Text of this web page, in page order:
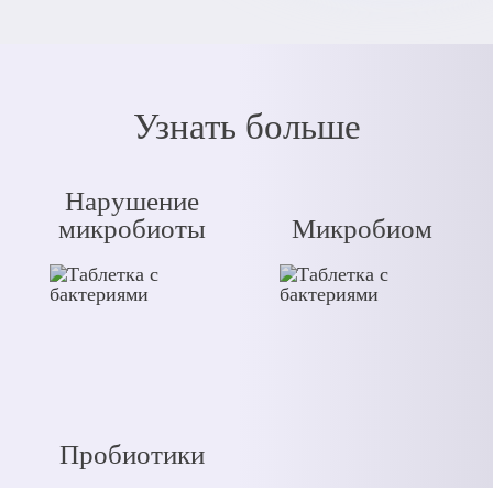
Узнать больше
Нарушение
микробиоты
Микробиом
Пробиотики